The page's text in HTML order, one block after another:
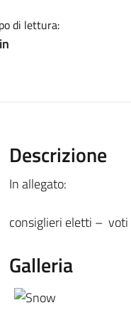
di lettura:
Descrizione
In allegato:
consiglieri eletti –
Galleria